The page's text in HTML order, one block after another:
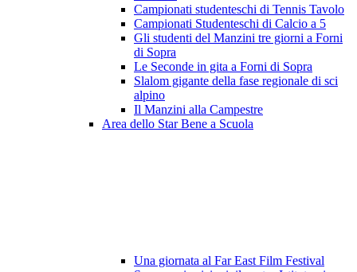
Campionati studenteschi di Tennis Tavolo
Campionati Studenteschi di Calcio a 5
Gli studenti del Manzini tre giorni a Forni
di Sopra
Le Seconde in gita a Forni di Sopra
Slalom gigante della fase regionale di sci
alpino
Il Manzini alla Campestre
Area dello Star Bene a Scuola
Una giornata al Far East Film Festival